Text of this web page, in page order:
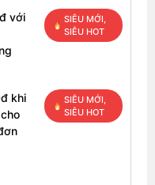
với
SIÊU MỚI,
SIÊU HOT
khi
SIÊU MỚI,
SIÊU HOT